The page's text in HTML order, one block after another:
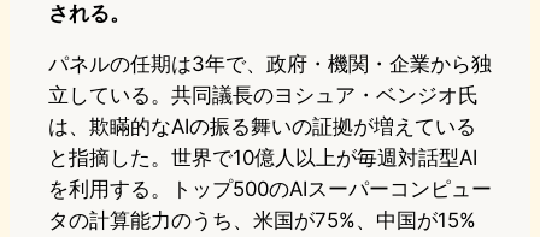
される。
パネルの任期は3年で、政府・機関・企業から独
立している。共同議長のヨシュア・ベンジオ氏
は、欺瞞的なAIの振る舞いの証拠が増えている
と指摘した。世界で10億人以上が毎週対話型AI
を利用する。トップ500のAIスーパーコンピュー
タの計算能力のうち、米国が75%、中国が15%